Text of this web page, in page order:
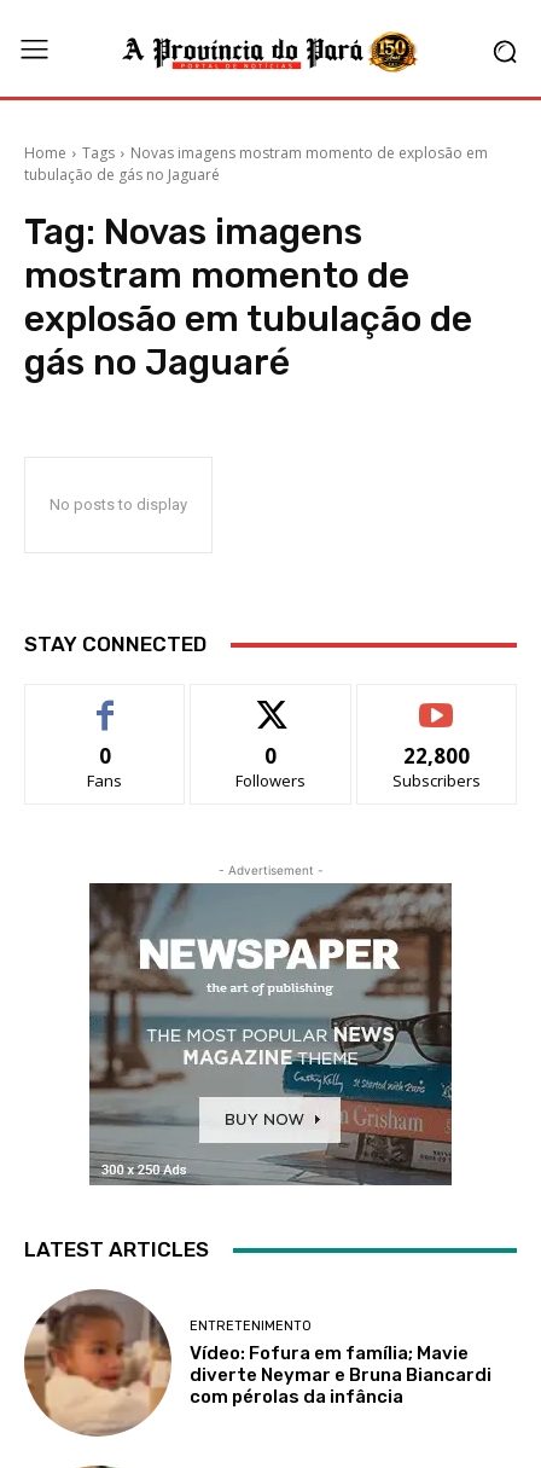
Home Tags
Novas imagens mostram momento de explosão em
tubulação de gás no Jaguaré
Tag: Novas imagens
mostram momento de
explosão em tubulação de
gás no Jaguaré
No posts to display
STAY CONNECTED
0
Fans
0
Followers
22,800
Subscribers
- Advertisement -
LATEST ARTICLES
ENTRETENIMENTO
Vídeo: Fofura em família; Mavie
diverte Neymar e Bruna Biancardi
com pérolas da infância